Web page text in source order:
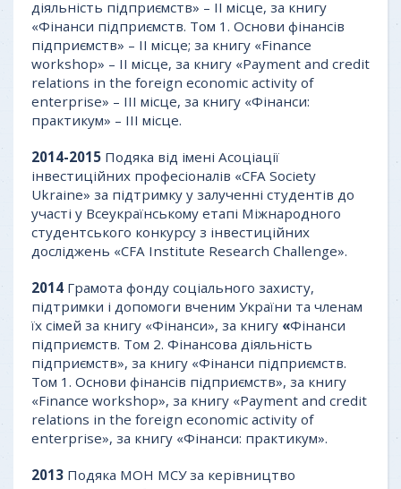
діяльність підприємств» – II місце, за книгу
«Фінанси підприємств. Том 1. Основи фінансів
підприємств» – II місце; за книгу «Finance
workshop» – II місце, за книгу «Payment and credit
relations in the foreign economic activity of
enterprise» – III місце, за книгу «Фінанси:
практикум» – III місце.
2014-2015 Подяка від імені Асоціації
інвестиційних професіоналів «CFA Society
Ukraine» за підтримку у залученні студентів до
участі у Всеукраїнському етапі Міжнародного
студентського конкурсу з інвестиційних
досліджень «CFA Institute Research Challenge».
2014 Грамота фонду соціального захисту,
підтримки і допомоги вченим України та членам
їх сімей за книгу «Фінанси», за книгу «Фінанси
підприємств. Том 2. Фінансова діяльність
підприємств», за книгу «Фінанси підприємств.
Том 1. Основи фінансів підприємств», за книгу
«Finance workshop», за книгу «Payment and credit
relations in the foreign economic activity of
enterprise», за книгу «Фінанси: практикум».
2013 Подяка МОН МСУ за керівництво